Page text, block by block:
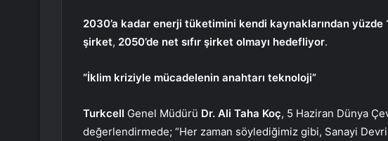
2030’a kadar enerji tüketimini kendi kaynaklarından yüzde
şirket, 2050’de net sıfır şirket olmayı hedefliyor.
“İklim kriziyle mücadelenin anahtarı teknoloji”
Turkcell Genel Müdürü Dr. Ali Taha Koç, 5 Haziran Dünya
değerlendirmede; “Her zaman söylediğimiz gibi, Sanayi